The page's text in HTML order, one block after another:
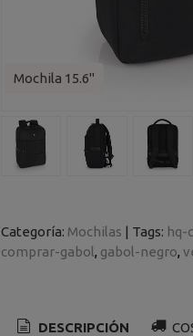
Mochila 15.6"
Categoría: Mochilas | Tags: hq-
comprar-gabol
gabol-negro
DESCRIPCIÓN